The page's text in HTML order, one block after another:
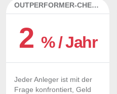
OUTPERFORMER-CHECK
2 % / Jahr
Jeder Anleger ist mit der
Frage konfrontiert, Geld